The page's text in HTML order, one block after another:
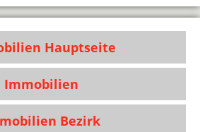
Hauptseite
Immobilien
Bezirk